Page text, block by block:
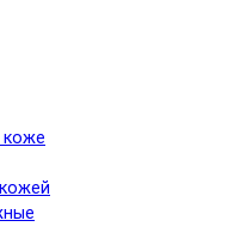
коже